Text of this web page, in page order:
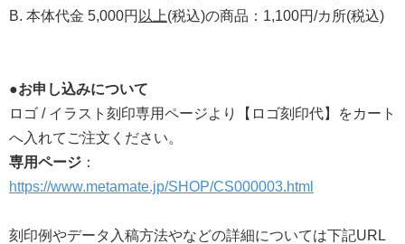
B. 本体代金 5,000円 以上(税込)の商品：1,100円/カ所(税込)
●お申し込みについて
ロゴ / イラスト刻印専用ページより【ロゴ刻印代】をカート
へ入れてご注文ください。
専用ページ ：
https://www.metamate.jp/SHOP/CS000003.html
刻印例やデータ入稿方法やなどの詳細については下記URL